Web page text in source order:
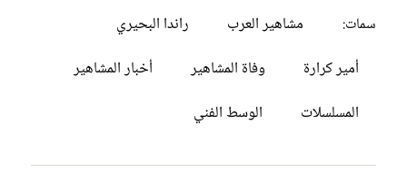
سمات: مشاهير العرب
راندا البحيري
أمير كرارة
وفاة المشاهير
أخبار المشاهير
المسلسلات
الوسط الفني